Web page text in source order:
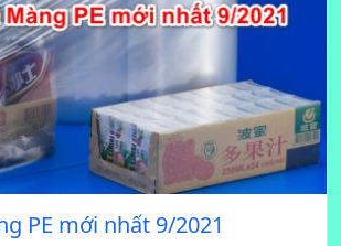
PE mới nhất 9/2021